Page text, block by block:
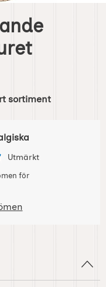
sortiment
Utmärkt
för